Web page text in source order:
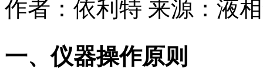
作者：依利特 来源：液
一、仪器操作原则​